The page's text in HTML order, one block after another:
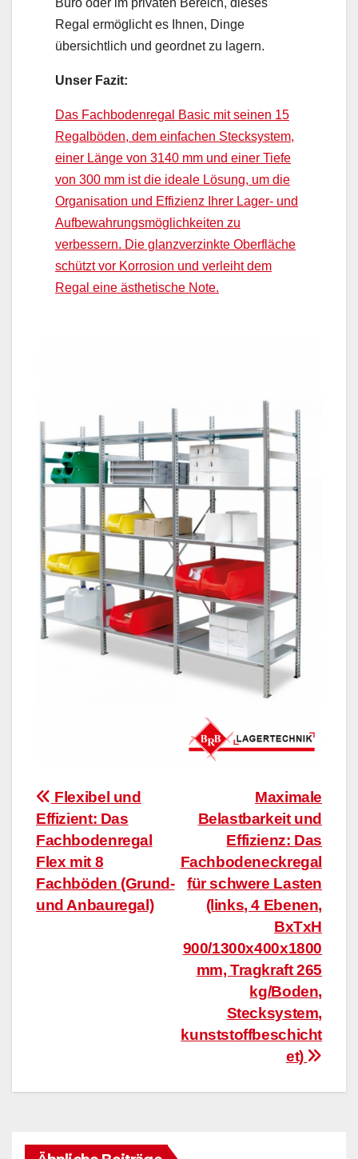
Büro oder im privaten Bereich, dieses
Regal ermöglicht es Ihnen, Dinge
übersichtlich und geordnet zu lagern.
Unser Fazit:
Das Fachbodenregal Basic mit seinen 15
Regalböden, dem einfachen Stecksystem,
einer Länge von 3140 mm und einer Tiefe
von 300 mm ist die ideale Lösung, um die
Organisation und Effizienz Ihrer Lager- und
Aufbewahrungsmöglichkeiten zu
verbessern. Die glanzverzinkte Oberfläche
schützt vor Korrosion und verleiht dem
Regal eine ästhetische Note.
BeitragsnavigationMaximale
Belastbarkeit und
Effizienz: Das
Fachbodeneckregal
für schwere Lasten
(links, 4 Ebenen,
BxTxH
900/1300x400x1800
mm, Tragkraft 265
kg/Boden,
Stecksystem,
kunststoffbeschicht
et)
Flexibel und
Effizient: Das
Fachbodenregal
Flex mit 8
Fachböden (Grund-
und Anbauregal)